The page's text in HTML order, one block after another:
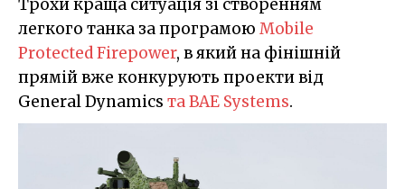
Трохи краща ситуація зі створенням
легкого танка за програмою Mobile
Protected Firepower, в який на фінішній
прямій вже конкурують проекти від
General Dynamics та BAE Systems.